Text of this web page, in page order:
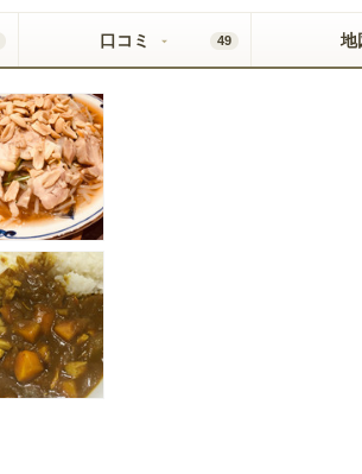
口コミ 49 地